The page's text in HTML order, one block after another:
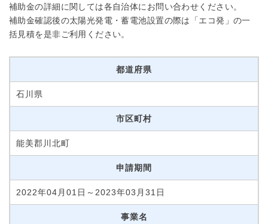
補助金の詳細に関しては各自治体にお問い合わせください。
補助金確認後の太陽光発電・蓄電池設置の際は「エコ発」の一
括見積を是非ご利用ください。
都道府県
石川県
市区町村
能美郡川北町
申請期間
2022年04月01日～2023年03月31日
事業名